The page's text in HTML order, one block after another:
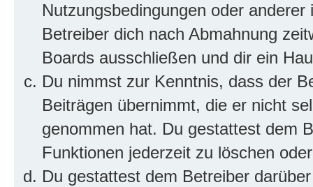
Nutzungsbedingungen oder
Betreiber dich nach Abmahnung
Boards ausschließen und dir ein
Du nimmst zur Kenntnis, dass der
Beiträgen übernimmt, die er nicht
genommen hat. Du gestattest dem
Funktionen jederzeit zu löschen
Du gestattest dem Betreiber